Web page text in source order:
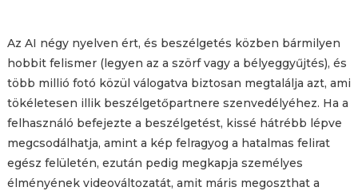
Az AI négy nyelven ért, és beszélgetés közben bármilyen
hobbit felismer (legyen az a szörf vagy a bélyeggyűjtés), és
több millió fotó közül válogatva biztosan megtalálja azt, ami
tökéletesen illik beszélgetőpartnere szenvedélyéhez. Ha a
felhasználó befejezte a beszélgetést, kissé hátrébb lépve
megcsodálhatja, amint a kép felragyog a hatalmas felirat
egész felületén, ezután pedig megkapja személyes
élményének videováltozatát, amit máris megoszthat a